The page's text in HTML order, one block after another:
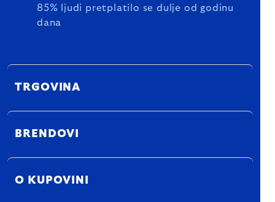
85% ljudi pretplatilo se dulje od godinu
dana
TRGOVINA
BRENDOVI
O KUPOVINI